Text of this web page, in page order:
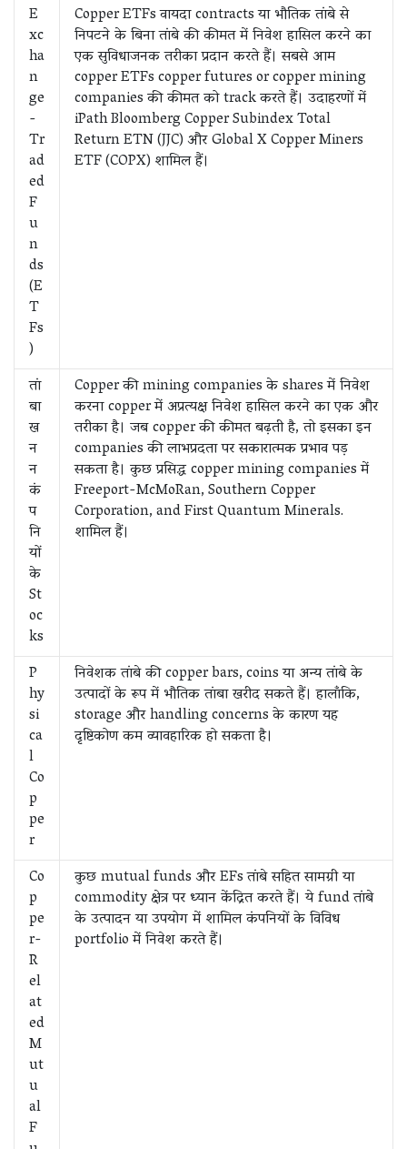
E
xc
ha
n
ge
-
Tr
ad
ed
F
u
n
ds
(E
T
Fs
)
Copper ETFs वायदा contracts या भौतिक तांबे से
निपटने के बिना तांबे की कीमत में निवेश हासिल करने का
एक सुविधाजनक तरीका प्रदान करते हैं। सबसे आम
copper ETFs copper futures or copper mining
companies की कीमत को track करते हैं। उदाहरणों में
iPath Bloomberg Copper Subindex Total
Return ETN (JJC) और Global X Copper Miners
ETF (COPX) शामिल हैं।
तां
बा
ख
न
न
कं
प
नि
यों
के
St
oc
ks
Copper की mining companies के shares में निवेश
करना copper में अप्रत्यक्ष निवेश हासिल करने का एक और
तरीका है। जब copper की कीमत बढ़ती है, तो इसका इन
companies की लाभप्रदता पर सकारात्मक प्रभाव पड़
सकता है। कुछ प्रसिद्ध copper mining companies में
Freeport-McMoRan, Southern Copper
Corporation, and First Quantum Minerals.
शामिल हैं।
P
hy
si
ca
l
Co
p
pe
r
निवेशक तांबे की copper bars, coins या अन्य तांबे के
उत्पादों के रूप में भौतिक तांबा खरीद सकते हैं। हालाँकि,
storage और handling concerns के कारण यह
दृष्टिकोण कम व्यावहारिक हो सकता है।
Co
p
pe
r-
R
el
at
ed
M
ut
u
al
F
कुछ mutual funds और EFs तांबे सहित सामग्री या
commodity क्षेत्र पर ध्यान केंद्रित करते हैं। ये fund तांबे
के उत्पादन या उपयोग में शामिल कंपनियों के विविध
portfolio में निवेश करते हैं।